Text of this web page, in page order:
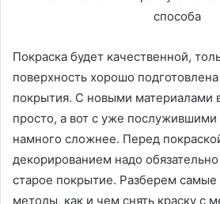
Покраска будет качественной,
поверхность хорошо
покрытия. С новыми материалами
просто, а вот с уже
намного сложнее. Перед
декорированием надо
старое покрытие. Разберем
методы, как и чем снять краску с